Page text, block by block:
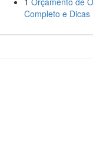
Completo e Dicas